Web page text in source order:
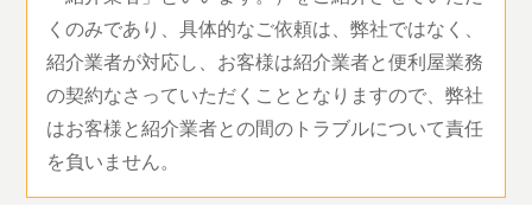
くのみであり、具体的なご依頼は、弊社ではなく、
紹介業者が対応し、お客様は紹介業者と便利屋業務
の契約なさっていただくこととなりますので、弊社
はお客様と紹介業者との間のトラブルについて責任
を負いません。